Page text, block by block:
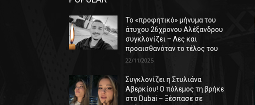
Το «προφητικό» μήνυμα του
άτυχου 26χρονου Αλέξανδρου
συγκλονίζει – Λες και
προαισθανόταν το τέλος του
22/11/2025
Συγκλονίζει η Στυλιάνα
Αβερκίου! Ο πόλεμος τη βρήκε
στο Dubai – Ξέσπασε σε